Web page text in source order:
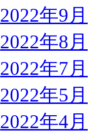
2022年9月
2022年8月
2022年7月
2022年5月
2022年4月